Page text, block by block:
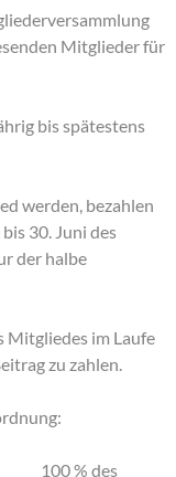
Mitglieder für
bis spätestens
werden, bezahlen
30. Juni des
der halbe
Mitgliedes im Laufe
zu zahlen.
100 % des